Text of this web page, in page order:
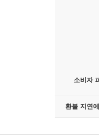
소비자
환불 지연